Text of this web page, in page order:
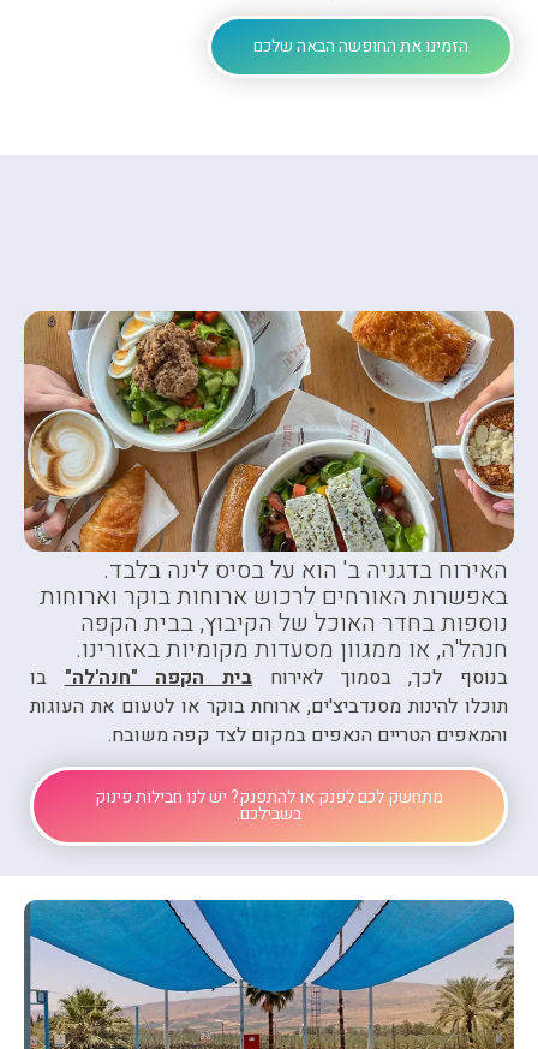
הזמינו את החופשה הבאה שלכם
האירוח בדגניה ב' הוא על בסיס לינה בלבד.
באפשרות האורחים לרכוש ארוחות בוקר וארוחות
נוספות בחדר האוכל של הקיבוץ, בבית הקפה
חנהל'ה, או ממגוון מסעדות מקומיות באזורינו.
בנוסף לכך, בסמוך לאירוחבית הקפה "חנה'לה"בו
תוכלולהינות מסנדביצ'ים, ארוחת בוקר או לטעום את העוגות
והמאפים הטריים הנאפים במקום לצד קפה משובח.
מתחשק לכם לפנק או להתפנק? יש לנו חבילות פינוק
בשבילכם.